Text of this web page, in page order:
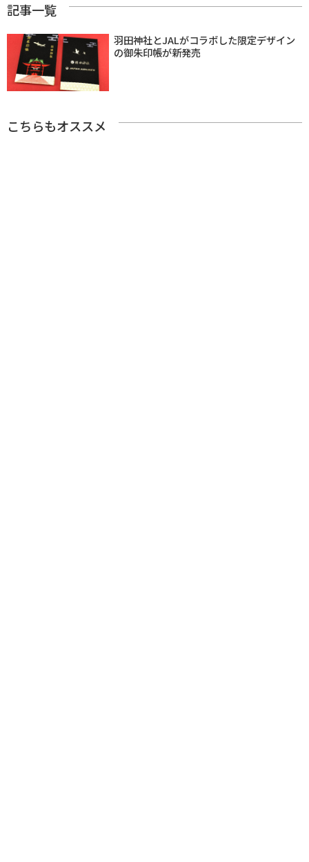
記事一覧
羽田神社とJALがコラボした限定デザイン
の御朱印帳が新発売
こちらもオススメ